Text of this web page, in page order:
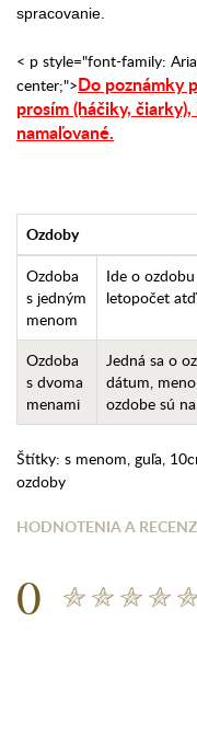
spracovanie.
< p style="font-family:
center;">Do poznámky
prosím (háčiky, čiarky),
namaľované.
Ozdoby
Ozdoba
s jedným
menom
Ide o
letopočet
Ozdoba
s dvoma
menami
Jedná sa o
dátum,
ozdobe sú
Štítky: s menom, guľa,
ozdoby
HODNOTENIA A
0